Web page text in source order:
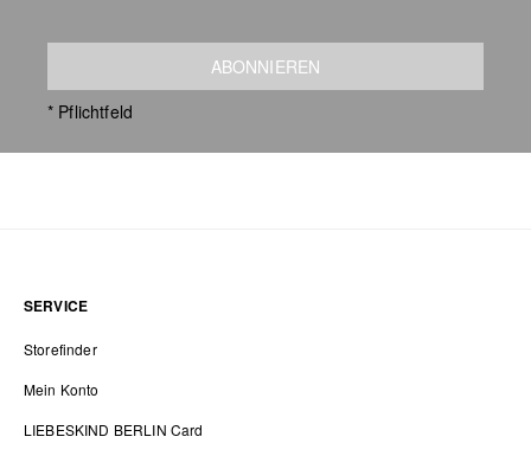
ABONNIEREN
* Pflichtfeld
SERVICE
Storefinder
Mein Konto
LIEBESKIND BERLIN Card